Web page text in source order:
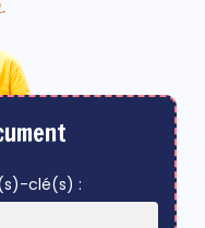
clé(s) :